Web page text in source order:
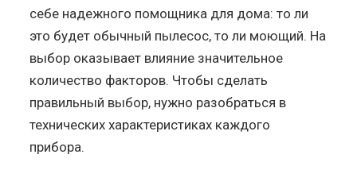
себе надежного помощника для дома: то ли
это будет обычный пылесос, то ли моющий. На
выбор оказывает влияние значительное
количество факторов. Чтобы сделать
правильный выбор, нужно разобраться в
технических характеристиках каждого
прибора.